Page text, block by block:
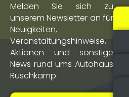
Melden Sie sich zu
unserem Newsletter an für
Neuigkeiten,
Veranstaltungs­hinweise,
Aktionen und sonstige
News rund ums Autohaus
Rüschkamp.